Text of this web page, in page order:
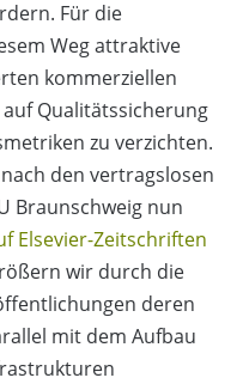
Für die
Weg attraktive
kommerziellen
Qualitätssicherung
zu verzichten.
den vertragslosen
Braunschweig nun
Elsevier-Zeitschriften
wir durch die
deren
mit dem Aufbau